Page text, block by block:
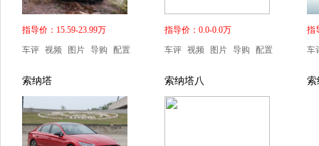
指导价：15.59-23.99万
车评 视频 图片 导购 配置
指导价：0.0-0.0万
车评 视频 图片 导购 配置
指
车
索纳塔 索纳塔八 索